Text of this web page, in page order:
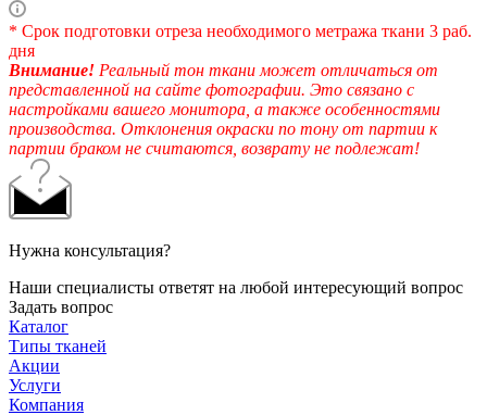
* Срок подготовки отреза необходимого метража ткани 3 раб.
дня
Внимание! Реальный тон ткани может отличаться от
представленной на сайте фотографии. Это связано с
настройками вашего монитора, а также особенностями
производства. Отклонения окраски по тону от партии к
партии браком не считаются, возврату не подлежат!
Нужна консультация?
Наши специалисты ответят на любой интересующий вопрос
Задать вопрос
Каталог
Типы тканей
Акции
Услуги
Компания